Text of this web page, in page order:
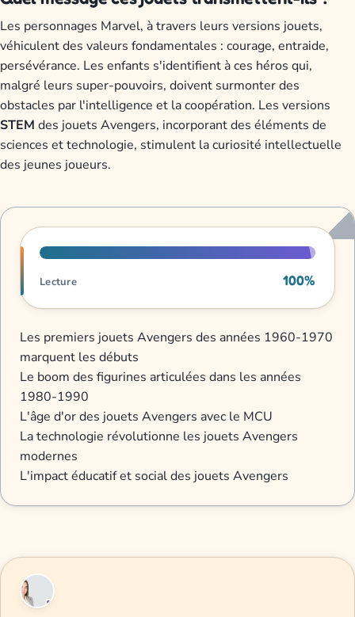
Les personnages Marvel, à travers leurs versions jouets,
véhiculent des valeurs fondamentales : courage, entraide,
persévérance. Les enfants s'identifient à ces héros qui,
malgré leurs super-pouvoirs, doivent surmonter des
obstacles par l'intelligence et la coopération. Les versions
STEM des jouets Avengers, incorporant des éléments de
sciences et technologie, stimulent la curiosité intellectuelle
des jeunes joueurs.
Progression de lecture
Lecture 100%
Les premiers jouets Avengers des années 1960-1970
marquent les débuts
Le boom des figurines articulées dans les années
1980-1990
L'âge d'or des jouets Avengers avec le MCU
La technologie révolutionne les jouets Avengers
modernes
L'impact éducatif et social des jouets Avengers